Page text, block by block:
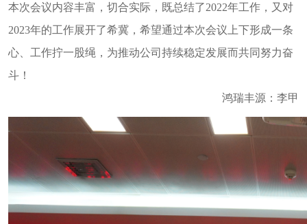
本次会议内容丰富，切合实际，既总结了2022年工作，又对
2023年的工作展开了希冀，希望通过本次会议上下形成一条
心、工作拧一股绳，为推动公司持续稳定发展而共同努力奋
斗！
鸿瑞丰源：李甲